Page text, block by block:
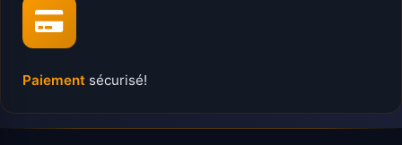
Paiement sécurisé!